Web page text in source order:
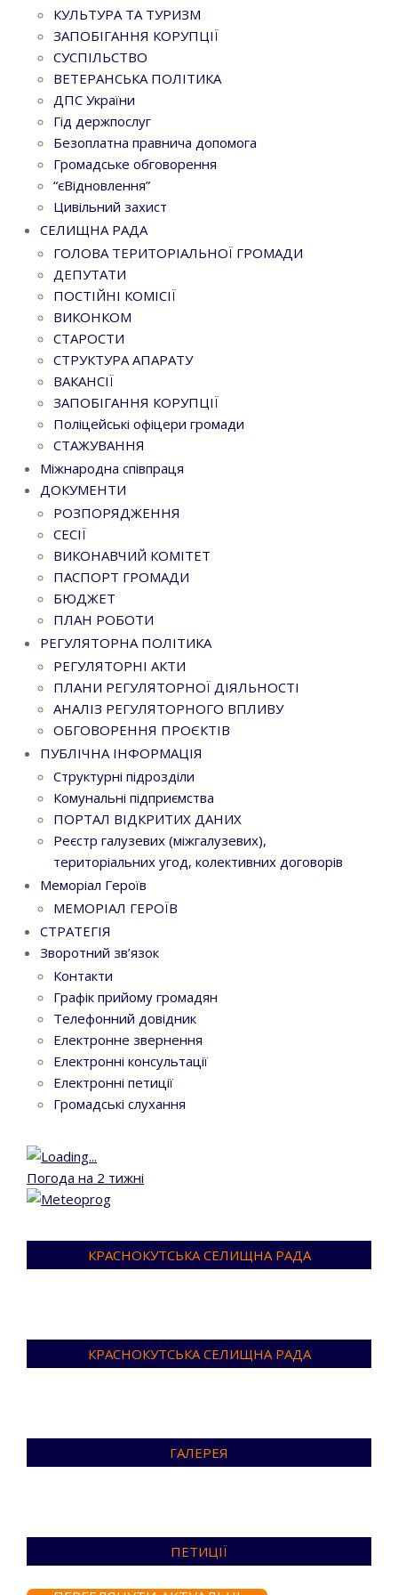
КУЛЬТУРА ТА ТУРИЗМ
ЗАПОБІГАННЯ КОРУПЦІЇ
СУСПІЛЬСТВО
ВЕТЕРАНСЬКА ПОЛІТИКА
ДПС України
Гід держпослуг
Безоплатна правнича допомога
Громадське обговорення
“єВідновлення”
Цивільний захист
СЕЛИЩНА РАДА
ГОЛОВА ТЕРИТОРІАЛЬНОЇ ГРОМАДИ
ДЕПУТАТИ
ПОСТІЙНІ КОМІСІЇ
ВИКОНКОМ
СТАРОСТИ
СТРУКТУРА АПАРАТУ
ВАКАНСІЇ
ЗАПОБІГАННЯ КОРУПЦІЇ
Поліцейські офіцери громади
СТАЖУВАННЯ
Міжнародна співпраця
ДОКУМЕНТИ
РОЗПОРЯДЖЕННЯ
СЕСІЇ
ВИКОНАВЧИЙ КОМІТЕТ
ПАСПОРТ ГРОМАДИ
БЮДЖЕТ
ПЛАН РОБОТИ
РЕГУЛЯТОРНА ПОЛІТИКА
РЕГУЛЯТОРНІ АКТИ
ПЛАНИ РЕГУЛЯТОРНОЇ ДІЯЛЬНОСТІ
АНАЛІЗ РЕГУЛЯТОРНОГО ВПЛИВУ
ОБГОВОРЕННЯ ПРОЄКТІВ
ПУБЛІЧНА ІНФОРМАЦІЯ
Структурні підрозділи
Комунальні підприємства
ПОРТАЛ ВІДКРИТИХ ДАНИХ
Реєстр галузевих (міжгалузевих),
територіальних угод, колективних договорів
Меморіал Героїв
МЕМОРІАЛ ГЕРОЇВ
СТРАТЕГІЯ
Зворотний зв’язок
Контакти
Графік прийому громадян
Телефонний довідник
Електронне звернення
Електронні консультації
Електронні петиції
Громадські слухання
Погода на 2 тижні
КРАСНОКУТСЬКА СЕЛИЩНА РАДА
КРАСНОКУТСЬКА СЕЛИЩНА РАДА
ГАЛЕРЕЯ
ПЕТИЦІЇ